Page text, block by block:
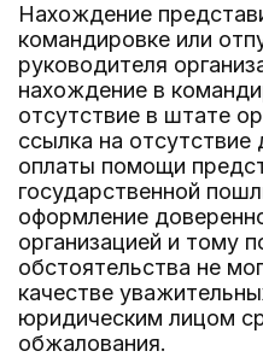
Нахождение
командировке или
руководителя
нахождение в
отсутствие в штате
ссылка на
оплаты помощи
государственной
оформление
организацией и тому
обстоятельства не
качестве
юридическим лицом
обжалования.